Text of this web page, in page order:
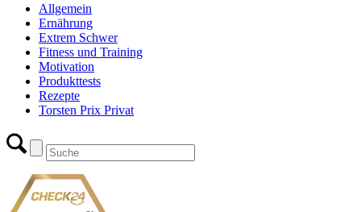
Allgemein
Ernährung
Extrem Schwer
Fitness und Training
Motivation
Produkttests
Rezepte
Torsten Prix Privat